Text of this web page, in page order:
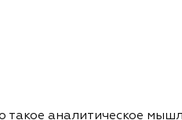
аналитическое